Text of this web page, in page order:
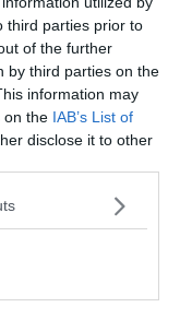
third parties prior to
of the further
by third parties on the
information may
on the IAB’s List of
disclose it to other
cultura pop al